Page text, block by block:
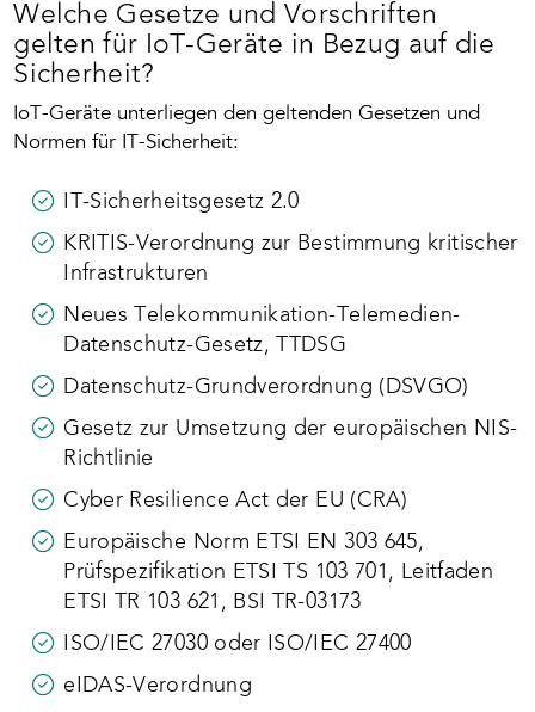
Welche Gesetze und Vorschriften
gelten für IoT-Geräte in Bezug auf die
Sicherheit?
IoT-Geräte unterliegen den geltenden Gesetzen und
Normen für IT-Sicherheit:
IT-Sicherheitsgesetz 2.0
KRITIS-Verordnung zur Bestimmung kritischer
Infrastrukturen
Neues Telekommunikation-Telemedien-
Datenschutz-Gesetz, TTDSG
Datenschutz-Grundverordnung (DSVGO)
Gesetz zur Umsetzung der europäischen NIS-
Richtlinie
Cyber Resilience Act der EU (CRA)
Europäische Norm ETSI EN 303 645,
Prüfspezifikation ETSI TS 103 701, Leitfaden
ETSI TR 103 621, BSI TR-03173
ISO/IEC 27030 oder ISO/IEC 27400
eIDAS-Verordnung